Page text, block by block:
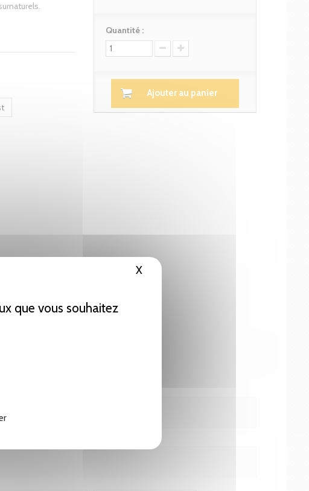
que vous souhaitez
X Masquer le bandeau des cookies
Quantité :
Ajouter au panier